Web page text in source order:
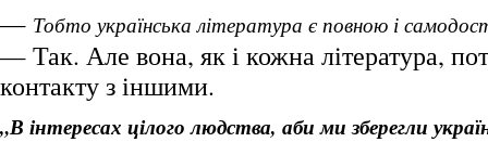
— Тобто українська література є повною і
— Так. Але вона, як і кожна література,
контакту з іншими.
„В інтересах цілого людства, аби ми зберегли